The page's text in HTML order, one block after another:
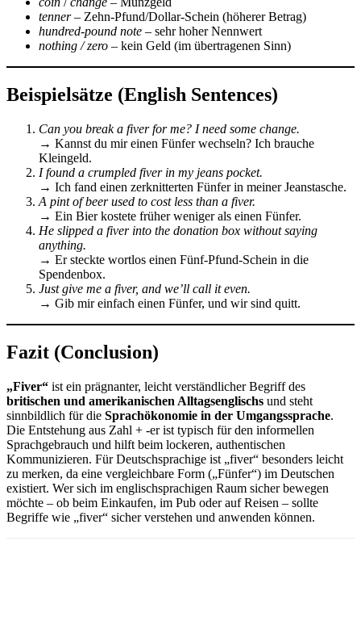
tenner– Zehn-Pfund/Dollar-Schein (höherer Betrag)
hundred-pound note – sehr hoher Nennwert
nothing / zero – kein Geld (im übertragenen Sinn)
Beispielsätze (English Sentences)
Can you break a fiver for me? I need some change.
→ Kannst du mir einen Fünfer wechseln? Ich brauche
Kleingeld.
I found a crumpled fiver in my jeans pocket.
→ Ich fand einen zerknitterten Fünfer in meiner Jeanstasche.
A pint of beer used to cost less than a fiver.
→ Ein Bier kostete früher weniger als einen Fünfer.
He slipped a fiver into the donation box without saying
anything.
→ Er steckte wortlos einen Fünf-Pfund-Schein in die
Spendenbox.
Just give me a fiver, and we’ll call it even.
→ Gib mir einfach einen Fünfer, und wir sind quitt.
Fazit (Conclusion)
„Fiver“ ist ein prägnanter, leicht verständlicher Begriff des
britischen und amerikanischen Alltagsenglischs und steht
sinnbildlich für die Sprachökonomie in der Umgangssprache.
Die Entstehung aus Zahl + -er ist typisch für den informellen
Sprachgebrauch und hilft beim lockeren, authentischen
Kommunizieren. Für Deutschsprachige ist „fiver“ besonders leicht
zu merken, da eine vergleichbare Form („Fünfer“) im Deutschen
existiert. Wer sich im englischsprachigen Raum sicher bewegen
möchte – ob beim Einkaufen, im Pub oder auf Reisen – sollte
Begriffe wie „fiver“ sicher verstehen und anwenden können.